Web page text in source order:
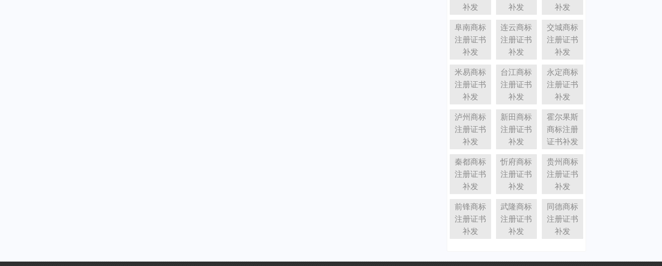
补发
补发
补发
阜南商标
注册证书
补发
连云商标
注册证书
补发
交城商标
注册证书
补发
米易商标
注册证书
补发
台江商标
注册证书
补发
永定商标
注册证书
补发
泸州商标
注册证书
补发
新田商标
注册证书
补发
霍尔果斯
商标注册
证书补发
秦都商标
注册证书
补发
忻府商标
注册证书
补发
贵州商标
注册证书
补发
前锋商标
注册证书
补发
武隆商标
注册证书
补发
同德商标
注册证书
补发